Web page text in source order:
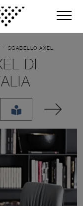
-SGABELLO AXEL
DI